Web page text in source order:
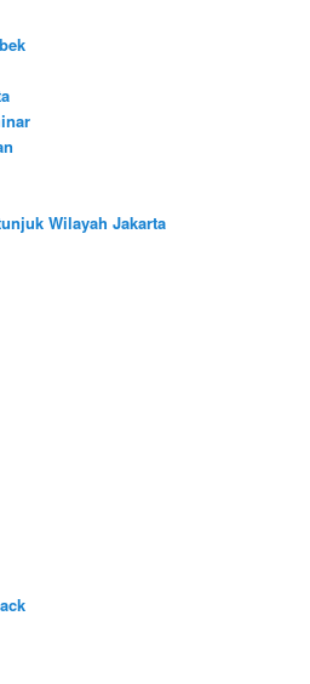
Wilayah Jakarta